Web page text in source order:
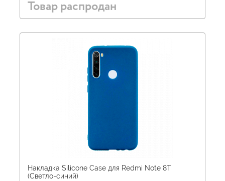
Товар распродан
Накладка Silicone Case для Redmi Note 8T
(Светло-синий)